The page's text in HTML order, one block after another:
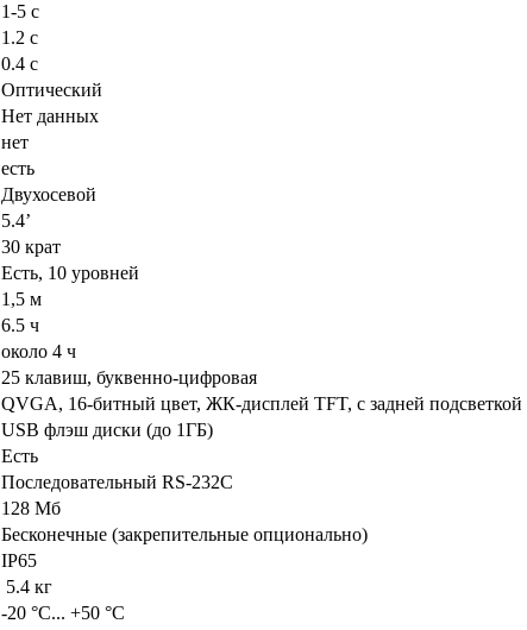
1-5 с
1.2 с
0.4 с
Оптический
Нет данных
нет
есть
Двухосевой
5.4’
30 крат
Есть, 10 уровней
1,5 м
6.5 ч
около 4 ч
25 клавиш, буквенно-цифровая
QVGA, 16-битный цвет, ЖК-дисплей TFT, с задней
USB флэш диски (до 1ГБ)
Есть
Последовательный RS-232C
128 Мб
Бесконечные (закрепительные опционально)
IP65
5.4 кг
-20 °С... +50 °С